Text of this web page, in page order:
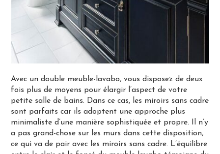
Avec un double meuble-lavabo, vous disposez de deux
fois plus de moyens pour élargir l’aspect de votre
petite salle de bains. Dans ce cas, les miroirs sans cadre
sont parfaits car ils adoptent une approche plus
minimaliste d’une manière sophistiquée et propre. Il n’y
a pas grand-chose sur les murs dans cette disposition,
ce qui va de pair avec les miroirs sans cadre. L’équilibre